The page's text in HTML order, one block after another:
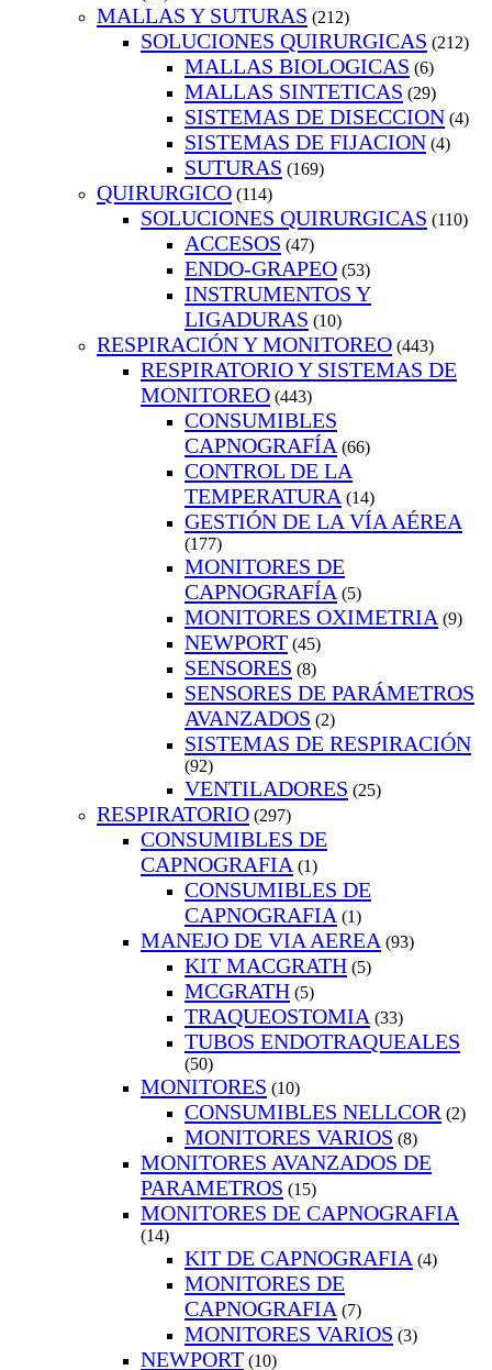
MALLAS Y SUTURAS (212)
SOLUCIONES QUIRURGICAS (212)
MALLAS BIOLOGICAS (6)
MALLAS SINTETICAS (29)
SISTEMAS DE DISECCION (4)
SISTEMAS DE FIJACION (4)
SUTURAS (169)
QUIRURGICO (114)
SOLUCIONES QUIRURGICAS (110)
ACCESOS (47)
ENDO-GRAPEO (53)
INSTRUMENTOS Y
LIGADURAS (10)
RESPIRACIÓN Y MONITOREO (443)
RESPIRATORIO Y SISTEMAS DE
MONITOREO (443)
CONSUMIBLES
CAPNOGRAFÍA (66)
CONTROL DE LA
TEMPERATURA (14)
GESTIÓN DE LA VÍA AÉREA
(177)
MONITORES DE
CAPNOGRAFÍA (5)
MONITORES OXIMETRIA (9)
NEWPORT (45)
SENSORES (8)
SENSORES DE PARÁMETROS
AVANZADOS (2)
SISTEMAS DE RESPIRACIÓN
(92)
VENTILADORES (25)
RESPIRATORIO (297)
CONSUMIBLES DE
CAPNOGRAFIA (1)
CONSUMIBLES DE
CAPNOGRAFIA (1)
MANEJO DE VIA AEREA (93)
KIT MACGRATH (5)
MCGRATH (5)
TRAQUEOSTOMIA (33)
TUBOS ENDOTRAQUEALES
(50)
MONITORES (10)
CONSUMIBLES NELLCOR (2)
MONITORES VARIOS (8)
MONITORES AVANZADOS DE
PARAMETROS (15)
MONITORES DE CAPNOGRAFIA
(14)
KIT DE CAPNOGRAFIA (4)
MONITORES DE
CAPNOGRAFIA (7)
MONITORES VARIOS (3)
NEWPORT (10)